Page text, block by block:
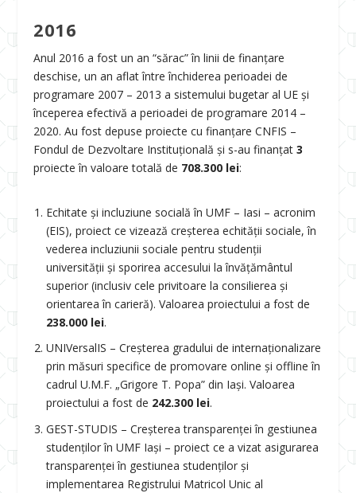
2016
Anul 2016 a fost un an “sărac” în linii de finanţare
deschise, un an aflat între închiderea perioadei de
programare 2007 – 2013 a sistemului bugetar al UE şi
începerea efectivă a perioadei de programare 2014 –
2020. Au fost depuse proiecte cu finanţare CNFIS –
Fondul de Dezvoltare Instituțională şi s-au finanţat3
proiecte în valoare totală de 708.300 lei:
Echitate și incluziune socială în UMF – Iasi – acronim
(EIS), proiect ce vizează creşterea echităţii sociale, în
vederea incluziunii sociale pentru studenții
universității și sporirea accesului la învățământul
superior (inclusiv cele privitoare la consilierea și
orientarea în carieră). Valoarea proiectului a fost de
238.000 lei.
UNIVersalIS – Creșterea gradului de internaționalizare
prin măsuri specifice de promovare online și offline în
cadrul U.M.F. „Grigore T. Popa” din Iași. Valoarea
proiectului a fost de 242.300 lei.
GEST-STUDIS – Creșterea transparenței în gestiunea
studenților în UMF Iași – proiect ce a vizat asigurarea
transparenței în gestiunea studenților și
implementarea Registrului Matricol Unic al